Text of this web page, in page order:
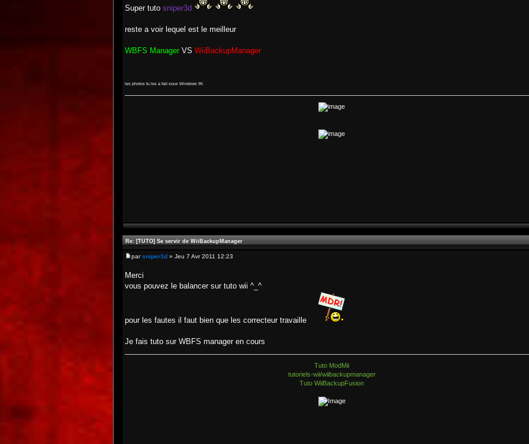
Super tuto sniper3d
reste a voir lequel est le meilleur
WBFS ManagerVS WiiBackupManager
les photos tu les a fait sous Windows 95
Re: [TUTO] Se servir de WiiBackupManager
parsniper3d » Jeu 7 Avr 2011 12:23
Merci
vous pouvez le balancer sur tuto wii ^_^
pour les fautes il faut bien que les correcteur travaille
Je fais tuto sur WBFS manager en cours
Tuto ModMii
tutoriels-wii/wiibackupmanager
Tuto WiiBackupFusion